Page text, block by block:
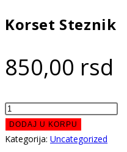
Korset Steznik
850,00 rsd
Korset
Steznik
količina
DODAJ U KORPU
Kategorija: Uncategorized